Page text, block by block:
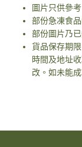
圖片只供參
部份急凍食
部份圖片乃
貨品保存期
時間及地址
改。如未能